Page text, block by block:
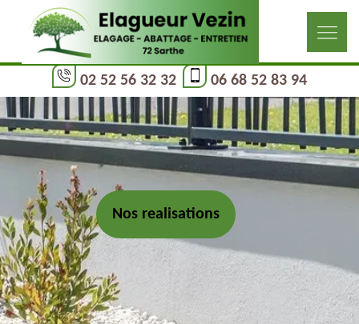
02 52 56 32 32 06 68 52 83 94
Nos realisations